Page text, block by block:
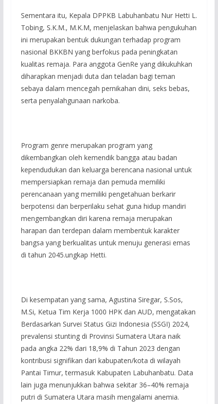
Sementara itu, Kepala DPPKB Labuhanbatu Nur Hetti L.
Tobing, S.K.M., M.K.M, menjelaskan bahwa pengukuhan
ini merupakan bentuk dukungan terhadap program
nasional BKKBN yang berfokus pada peningkatan
kualitas remaja. Para anggota GenRe yang dikukuhkan
diharapkan menjadi duta dan teladan bagi teman
sebaya dalam mencegah pernikahan dini, seks bebas,
serta penyalahgunaan narkoba.
Program genre merupakan program yang
dikembangkan oleh kemendik bangga atau badan
kependudukan dan keluarga berencana nasional untuk
mempersiapkan remaja dan pemuda memiliki
perencanaan yang memiliki pengetahuan berkarir
berpotensi dan berperilaku sehat guna hidup mandiri
mengembangkan diri karena remaja merupakan
harapan dan terdepan dalam membentuk karakter
bangsa yang berkualitas untuk menuju generasi emas
di tahun 2045.ungkap Hetti.
Di kesempatan yang sama, Agustina Siregar, S.Sos,
M.Si, Ketua Tim Kerja 1000 HPK dan AUD, mengatakan
Berdasarkan Survei Status Gizi Indonesia (SSGI) 2024,
prevalensi stunting di Provinsi Sumatera Utara naik
pada angka 22% dari 18,9% di Tahun 2023 dengan
kontribusi signifikan dari kabupaten/kota di wilayah
Pantai Timur, termasuk Kabupaten Labuhanbatu. Data
lain juga menunjukkan bahwa sekitar 36–40% remaja
putri di Sumatera Utara masih mengalami anemia.